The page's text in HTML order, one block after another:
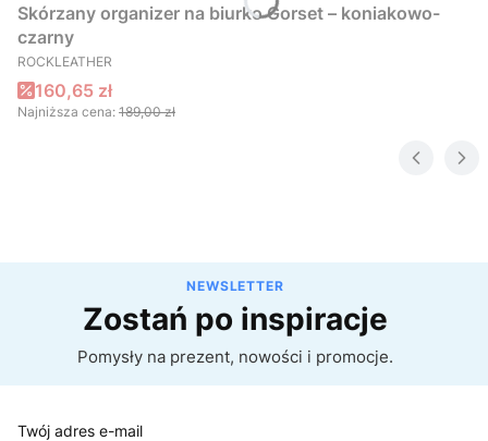
Skórzany organizer na biurko Gorset – koniakowo-
czarny
PRODUCENT
ROCKLEATHER
Cena promocyjna
160,65 zł
Najniższa cena: 189,00 zł
NEWSLETTER
Zostań po inspiracje
Pomysły na prezent, nowości i promocje.
Twój adres e-mail